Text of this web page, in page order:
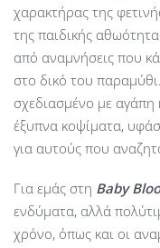
χαρακτήρας της
της παιδικής
από αναμνήσεις που
στο δικό του
σχεδιασμένο με αγάπη
έξυπνα κοψίματα,
για αυτούς που
Για εμάς στη Baby
ενδύματα, αλλά
χρόνο, όπως και οι